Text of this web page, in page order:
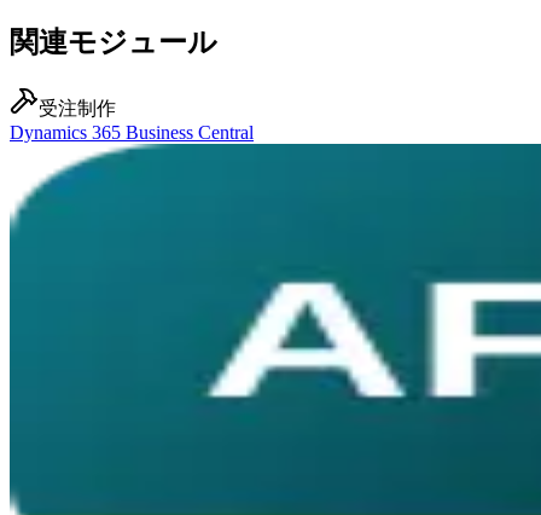
関連モジュール
受注制作
Dynamics 365 Business Central